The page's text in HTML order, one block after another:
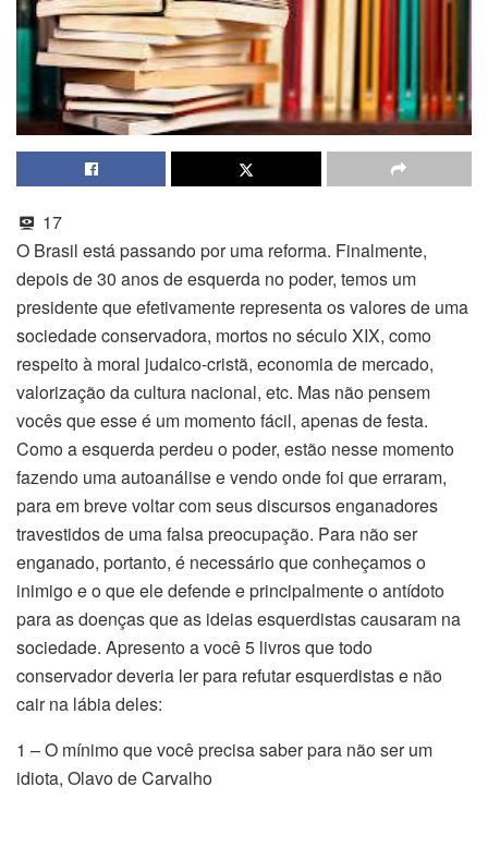
17
O Brasil está passando por uma reforma. Finalmente,
depois de 30 anos de esquerda no poder, temos um
presidente que efetivamente representa os valores de uma
sociedade conservadora, mortos no século XIX, como
respeito à moral judaico-cristã, economia de mercado,
valorização da cultura nacional, etc. Mas não pensem
vocês que esse é um momento fácil, apenas de festa.
Como a esquerda perdeu o poder, estão nesse momento
fazendo uma autoanálise e vendo onde foi que erraram,
para em breve voltar com seus discursos enganadores
travestidos de uma falsa preocupação. Para não ser
enganado, portanto, é necessário que conheçamos o
inimigo e o que ele defende e principalmente o antídoto
para as doenças que as ideias esquerdistas causaram na
sociedade. Apresento a você 5 livros que todo
conservador deveria ler para refutar esquerdistas e não
cair na lábia deles:
1 – O mínimo que você precisa saber para não ser um
idiota, Olavo de Carvalho